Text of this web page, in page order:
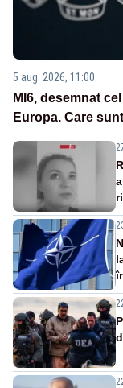
5 aug. 2026, 11:00
MI6, desemnat
Europa. Care